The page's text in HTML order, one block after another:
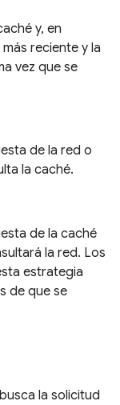
y, en
reciente y la
vez que se
de la red o
la caché.
de la caché
la red. Los
estrategia
de que se
la solicitud